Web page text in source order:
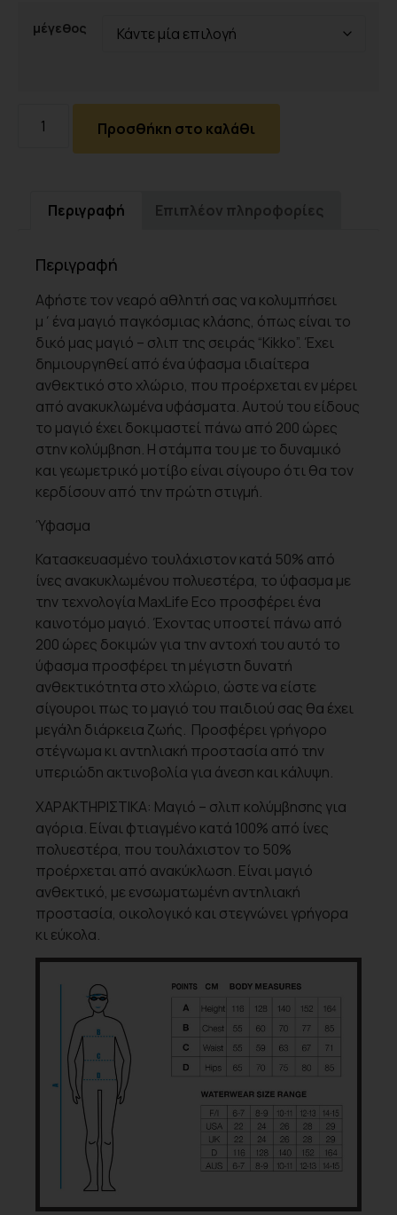
μέγεθος
Προσθήκη στο καλάθι
Περιγραφή Επιπλέον πληροφορίες
Περιγραφή
Αφήστε τον νεαρό αθλητή σας να κολυμπήσει
μ΄ένα μαγιό παγκόσμιας κλάσης, όπως είναι το
δικό μας μαγιό – σλιπ της σειράς “Kikko”. Έχει
δημιουργηθεί από ένα ύφασμα ιδιαίτερα
ανθεκτικό στο χλώριο, που προέρχεται εν μέρει
από ανακυκλωμένα υφάσματα. Αυτού του είδους
το μαγιό έχει δοκιμαστεί πάνω από 200 ώρες
στην κολύμβηση. Η στάμπα του με το δυναμικό
και γεωμετρικό μοτίβο είναι σίγουρο ότι θα τον
κερδίσουν από την πρώτη στιγμή.
Ύφασμα
Κατασκευασμένο τουλάχιστον κατά 50% από
ίνες ανακυκλωμένου πολυεστέρα, το ύφασμα με
την τεχνολογία MaxLife Eco προσφέρει ένα
καινοτόμο μαγιό. Έχοντας υποστεί πάνω από
200 ώρες δοκιμών για την αντοχή του αυτό το
ύφασμα προσφέρει τη μέγιστη δυνατή
ανθεκτικότητα στο χλώριο, ώστε να είστε
σίγουροι πως το μαγιό του παιδιού σας θα έχει
μεγάλη διάρκεια ζωής. Προσφέρει γρήγορο
στέγνωμα κι αντηλιακή προστασία από την
υπεριώδη ακτινοβολία για άνεση και κάλυψη.
ΧΑΡΑΚΤΗΡΙΣΤΙΚΑ: Μαγιό – σλιπ κολύμβησης για
αγόρια. Είναι φτιαγμένο κατά 100% από ίνες
πολυεστέρα, που τουλάχιστον το 50%
προέρχεται από ανακύκλωση. Είναι μαγιό
ανθεκτικό, με ενσωματωμένη αντηλιακή
προστασία, οικολογικό και στεγνώνει γρήγορα
κι εύκολα.